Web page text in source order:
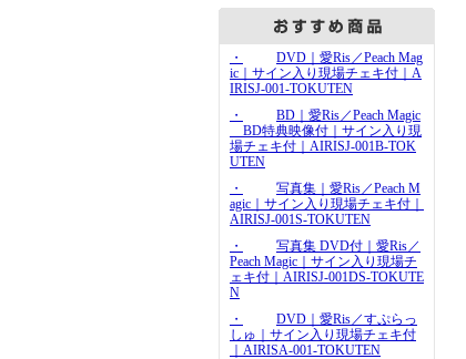
・
DVD｜愛Ris／Peach Mag
ic｜サイン入り現場チェキ付｜A
IRISJ-001-TOKUTEN
・
BD｜愛Ris／Peach Magic
BD特典映像付｜サイン入り現
場チェキ付｜AIRISJ-001B-TOK
UTEN
・
写真集｜愛Ris／Peach M
agic｜サイン入り現場チェキ付｜
AIRISJ-001S-TOKUTEN
・
写真集 DVD付｜愛Ris／
Peach Magic｜サイン入り現場チ
ェキ付｜AIRISJ-001DS-TOKUTE
N
・
DVD｜愛Ris／すぷらっ
しゅ｜サイン入り現場チェキ付
｜AIRISA-001-TOKUTEN